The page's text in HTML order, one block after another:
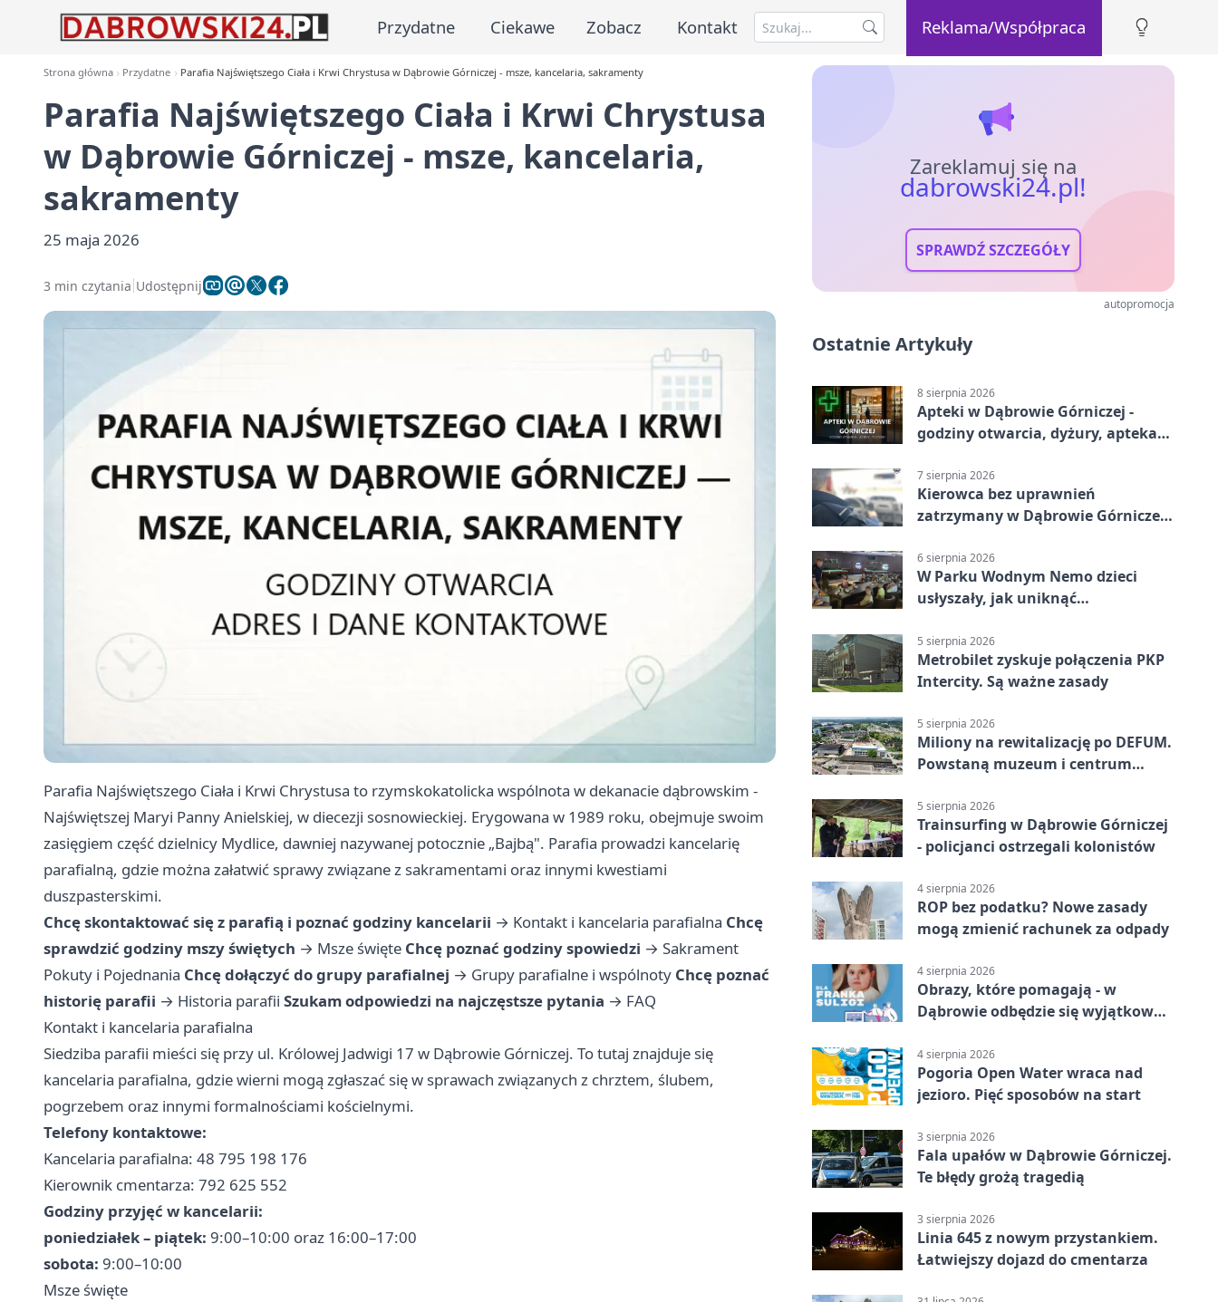
Przydatne Ciekawe Zobacz Kontakt Reklama/Współpraca
Strona główna Przydatne Parafia Najświętszego Ciała i Krwi Chrystusa w Dąbrowie Górniczej - msze, kancelaria, sakramenty
Parafia Najświętszego Ciała i Krwi Chrystusa
w Dąbrowie Górniczej - msze, kancelaria,
sakramenty
25 maja 2026
3 min czytania Udostępnij
Parafia Najświętszego Ciała i Krwi Chrystusa to rzymskokatolicka wspólnota w dekanacie dąbrowskim -
Najświętszej Maryi Panny Anielskiej, w diecezji sosnowieckiej. Erygowana w 1989 roku, obejmuje swoim
zasięgiem część dzielnicy Mydlice, dawniej nazywanej potocznie „Bajbą". Parafia prowadzi kancelarię
parafialną, gdzie można załatwić sprawy związane z sakramentami oraz innymi kwestiami
duszpasterskimi.
Chcę skontaktować się z parafią i poznać godziny kancelarii → Kontakt i kancelaria parafialna Chcę
sprawdzić godziny mszy świętych → Msze święte Chcę poznać godziny spowiedzi → Sakrament
Pokuty i Pojednania Chcę dołączyć do grupy parafialnej → Grupy parafialne i wspólnoty Chcę poznać
historię parafii → Historia parafii Szukam odpowiedzi na najczęstsze pytania → FAQ
Kontakt i kancelaria parafialna
Siedziba parafii mieści się przy ul. Królowej Jadwigi 17 w Dąbrowie Górniczej. To tutaj znajduje się
kancelaria parafialna, gdzie wierni mogą zgłaszać się w sprawach związanych z chrztem, ślubem,
pogrzebem oraz innymi formalnościami kościelnymi.
Telefony kontaktowe:
Kancelaria parafialna: 48 795 198 176
Kierownik cmentarza: 792 625 552
Godziny przyjęć w kancelarii:
poniedziałek – piątek: 9:00–10:00 oraz 16:00–17:00
sobota: 9:00–10:00
Msze święte
Zareklamuj się na
dabrowski24.pl!
SPRAWDŹ SZCZEGÓŁY
autopromocja
Ostatnie Artykuły
8 sierpnia 2026
Apteki w Dąbrowie Górniczej -
godziny otwarcia, dyżury, apteka
7 sierpnia 2026
Kierowca bez uprawnień
zatrzymany w Dąbrowie Górniczej.
6 sierpnia 2026
W Parku Wodnym Nemo dzieci
usłyszały, jak uniknąć
5 sierpnia 2026
Metrobilet zyskuje połączenia PKP
Intercity. Są ważne zasady
5 sierpnia 2026
Miliony na rewitalizację po DEFUM.
Powstaną muzeum i centrum
5 sierpnia 2026
Trainsurfing w Dąbrowie Górniczej
- policjanci ostrzegali kolonistów
4 sierpnia 2026
ROP bez podatku? Nowe zasady
mogą zmienić rachunek za odpady
4 sierpnia 2026
Obrazy, które pomagają - w
Dąbrowie odbędzie się wyjątkowa
4 sierpnia 2026
Pogoria Open Water wraca nad
jezioro. Pięć sposobów na start
3 sierpnia 2026
Fala upałów w Dąbrowie Górniczej.
Te błędy grożą tragedią
3 sierpnia 2026
Linia 645 z nowym przystankiem.
Łatwiejszy dojazd do cmentarza